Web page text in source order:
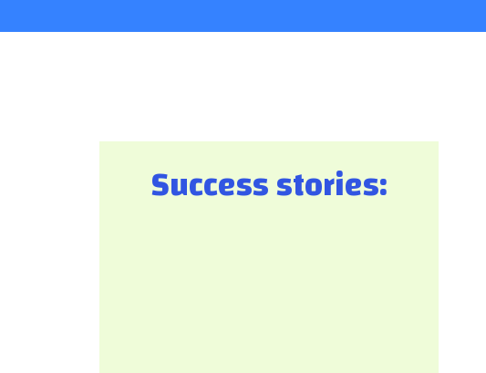
Success stories: